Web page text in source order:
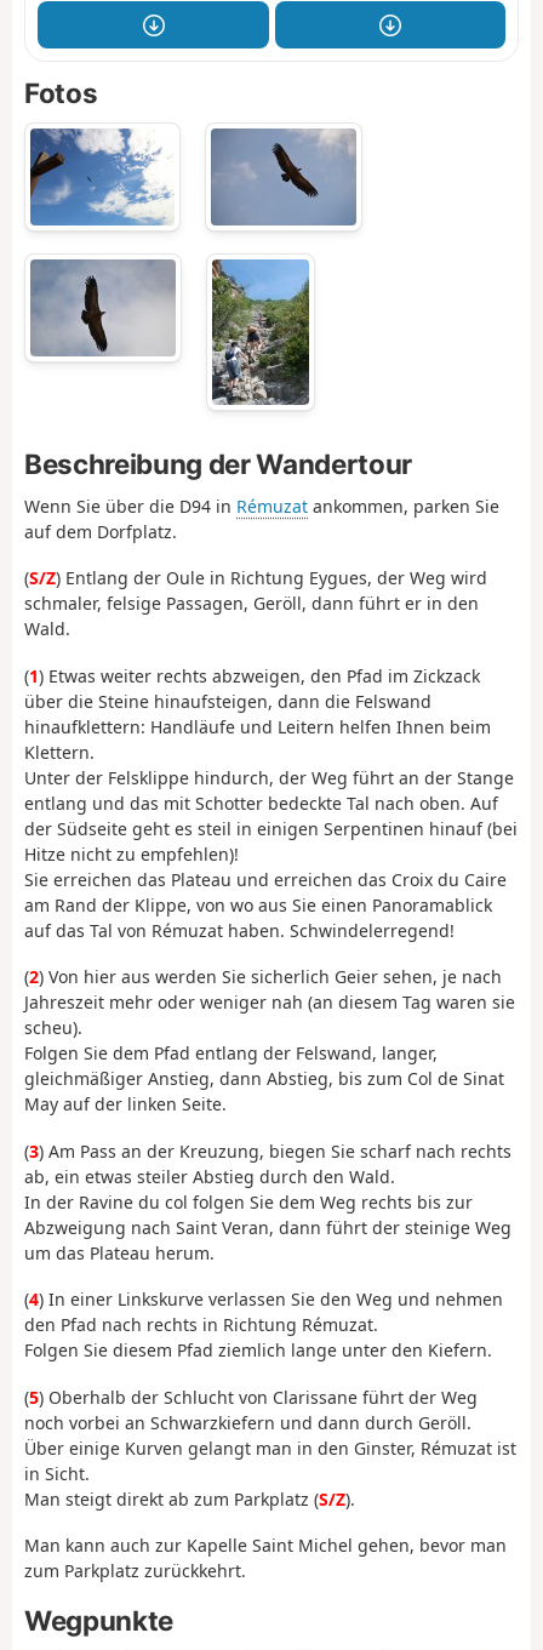
Fotos
Beschreibung der Wandertour
Wenn Sie über die D94 in Rémuzat ankommen, parken Sie
auf dem Dorfplatz.
(S/Z) Entlang der Oule in Richtung Eygues, der Weg wird
schmaler, felsige Passagen, Geröll, dann führt er in den
Wald.
(1) Etwas weiter rechts abzweigen, den Pfad im Zickzack
über die Steine hinaufsteigen, dann die Felswand
hinaufklettern: Handläufe und Leitern helfen Ihnen beim
Klettern.
Unter der Felsklippe hindurch, der Weg führt an der Stange
entlang und das mit Schotter bedeckte Tal nach oben. Auf
der Südseite geht es steil in einigen Serpentinen hinauf (bei
Hitze nicht zu empfehlen)!
Sie erreichen das Plateau und erreichen das Croix du Caire
am Rand der Klippe, von wo aus Sie einen Panoramablick
auf das Tal von Rémuzat haben. Schwindelerregend!
(2) Von hier aus werden Sie sicherlich Geier sehen, je nach
Jahreszeit mehr oder weniger nah (an diesem Tag waren sie
scheu).
Folgen Sie dem Pfad entlang der Felswand, langer,
gleichmäßiger Anstieg, dann Abstieg, bis zum Col de Sinat
May auf der linken Seite.
(3) Am Pass an der Kreuzung, biegen Sie scharf nach rechts
ab, ein etwas steiler Abstieg durch den Wald.
In der Ravine du col folgen Sie dem Weg rechts bis zur
Abzweigung nach Saint Veran, dann führt der steinige Weg
um das Plateau herum.
(4) In einer Linkskurve verlassen Sie den Weg und nehmen
den Pfad nach rechts in Richtung Rémuzat.
Folgen Sie diesem Pfad ziemlich lange unter den Kiefern.
(5) Oberhalb der Schlucht von Clarissane führt der Weg
noch vorbei an Schwarzkiefern und dann durch Geröll.
Über einige Kurven gelangt man in den Ginster, Rémuzat ist
in Sicht.
Man steigt direkt ab zum Parkplatz (S/Z).
Man kann auch zur Kapelle Saint Michel gehen, bevor man
zum Parkplatz zurückkehrt.
Wegpunkte